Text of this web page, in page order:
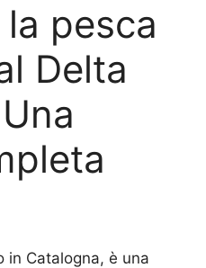
pesca
Delta
in Catalogna, è una